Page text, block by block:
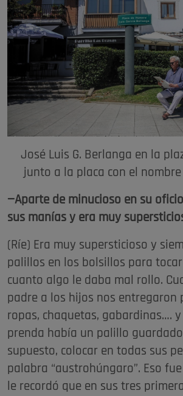
José Luis G. Berlanga en la
junto a la placa con el
—Aparte de minucioso en su
sus manías y era muy
(Ríe) Era muy supersticioso y
palillos en los bolsillos para
cuanto algo le daba mal rollo.
padre a los hijos nos entregaron
ropas, chaquetas, gabardinas…. y
prenda había un palillo
supuesto, colocar en todas sus
palabra “austrohúngaro”. Eso
le recordó que en sus tres